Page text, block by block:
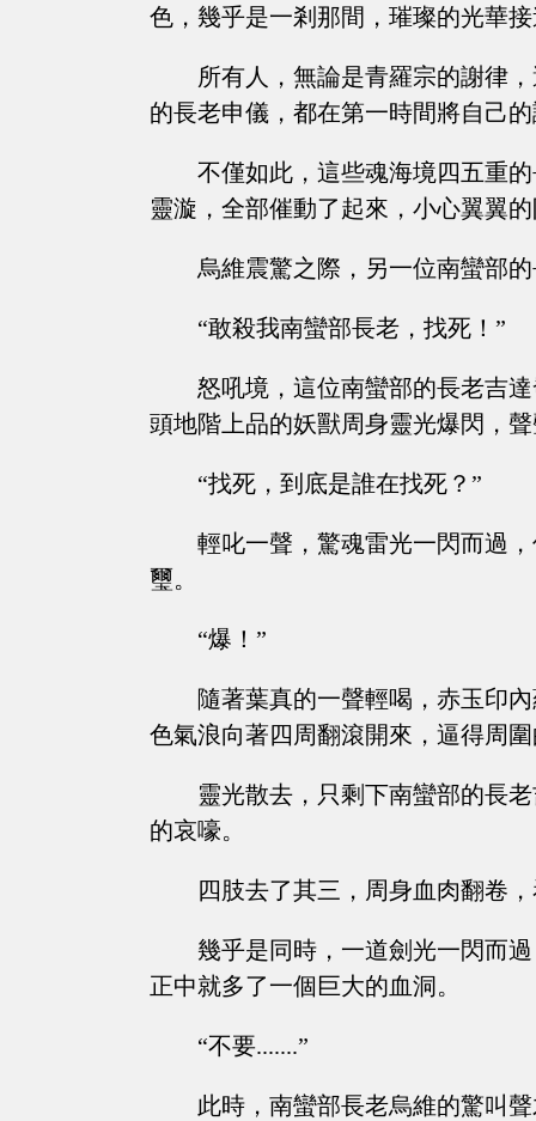
色，幾乎是一剎那間，璀璨的光華
所有人，無論是青羅宗的謝律
的長老申儀，都在第一時間將自己
不僅如此，這些魂海境四五重
靈漩，全部催動了起來，小心翼翼
烏維震驚之際，另一位南蠻部
“敢殺我南蠻部長老，找死！”
怒吼境，這位南蠻部的長老吉
頭地階上品的妖獸周身靈光爆閃，
“找死，到底是誰在找死？”
輕叱一聲，驚魂雷光一閃而過
璽。
“爆！”
隨著葉真的一聲輕喝，赤玉印
色氣浪向著四周翻滾開來，逼得周
靈光散去，只剩下南蠻部的長
的哀嚎。
四肢去了其三，周身血肉翻卷
幾乎是同時，一道劍光一閃而
正中就多了一個巨大的血洞。
“不要.......”
此時，南蠻部長老烏維的驚叫